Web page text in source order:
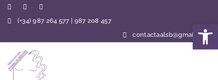
Abrir
(+34) 987 264 577 | 987 208 457
contactaalsb@gmail.com